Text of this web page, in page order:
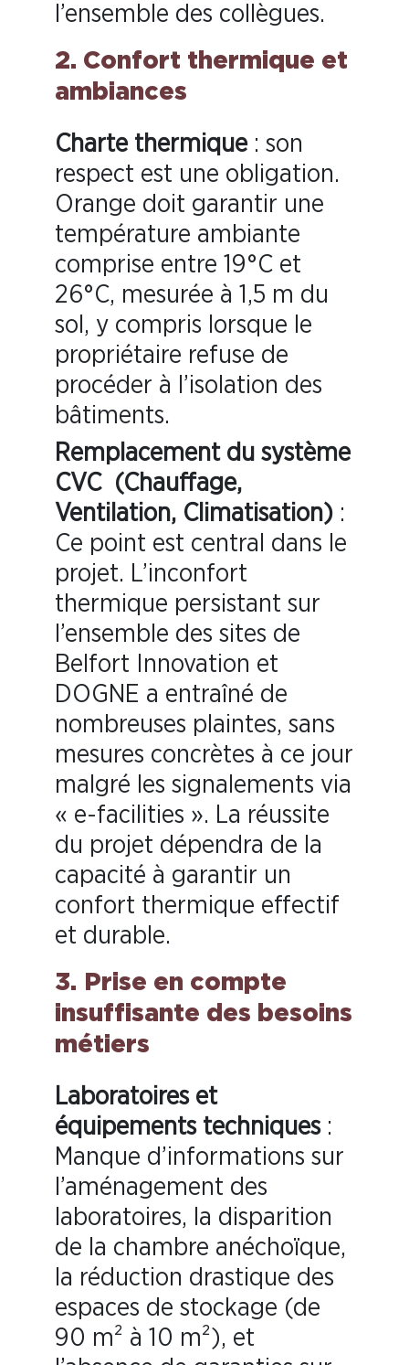
l’ensemble des collègues.
2. Confort thermique et
ambiances
Charte thermique: son
respect est une obligation.
Orange doit garantir une
température ambiante
comprise entre 19°C et
26°C, mesurée à 1,5 m du
sol, y compris lorsque le
propriétaire refuse de
procéder à l’isolation des
bâtiments.
Remplacement du système
CVC (Chauffage,
Ventilation, Climatisation) :
Ce point est central dans le
projet. L’inconfort
thermique persistant sur
l’ensemble des sites de
Belfort Innovation et
DOGNE a entraîné de
nombreuses plaintes, sans
mesures concrètes à ce jour
malgré les signalements via
« e-facilities ». La réussite
du projet dépendra de la
capacité à garantir un
confort thermique effectif
et durable.
3. Prise en compte
insuffisante des besoins
métiers
Laboratoires et
équipements techniques:
Manque d’informations sur
l’aménagement des
laboratoires, la disparition
de la chambre anéchoïque,
la réduction drastique des
espaces de stockage (de
90 m² à 10 m²), et